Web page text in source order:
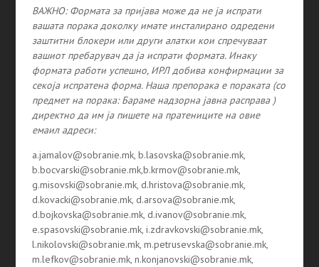
ВАЖНО: Формата за пријава може да не ja испрати
вашата порака доколку имате инсталирано одредени
заштитни блокери или други алатки кои спречуваат
вашиот пребарувач да ја испрати формата. Инаку
формата работи успешно, ИРЛ добива конфирмации за
секоја испратена форма. Наша препорака е пораката (со
предмет на порака: Бараме надзорна јавна расправа )
директно да им ја пишете на пратениците на овие
емаил адреси:
a.jamalov@sobranie.mk, b.lasovska@sobranie.mk,
b.bocvarski@sobranie.mk,b.krmov@sobranie.mk,
g.misovski@sobranie.mk, d.hristova@sobranie.mk,
d.kovacki@sobranie.mk, d.arsova@sobranie.mk,
d.bojkovska@sobranie.mk, d.ivanov@sobranie.mk,
e.spasovski@sobranie.mk, i.zdravkovski@sobranie.mk,
l.nikolovski@sobranie.mk, m.petrusevska@sobranie.mk,
m.lefkov@sobranie.mk, n.konjanovski@sobranie.mk,